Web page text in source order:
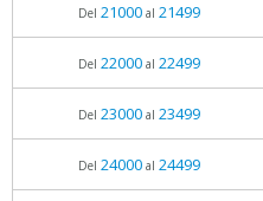
Del 21000al 21499
Del 22000al 22499
Del 23000al 23499
Del 24000al 24499